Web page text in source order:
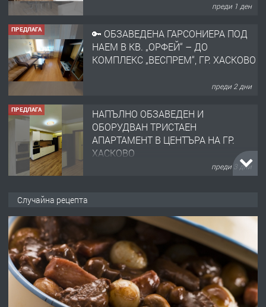
преди 1 ден
ПРЕДЛАГА
🔑 ОБЗАВЕДЕНА ГАРСОНИЕРА ПОД
НАЕМ В КВ. „ОРФЕЙ“ – ДО
КОМПЛЕКС „ВЕСПРЕМ“, ГР. ХАСКОВО
преди 2 дни
ПРЕДЛАГА
НАПЪЛНО ОБЗАВЕДЕН И
ОБОРУДВАН ТРИСТАЕН
АПАРТАМЕНТ В ЦЕНТЪРА НА ГР.
ХАСКОВО
преди 3 дни
преди 3 дни
ПРЕДЛАГА
№4120 Магазин/Офис под наем в кв.
Любен Каравелов, Хасково-близо до
градската градина!
Случайна рецепта